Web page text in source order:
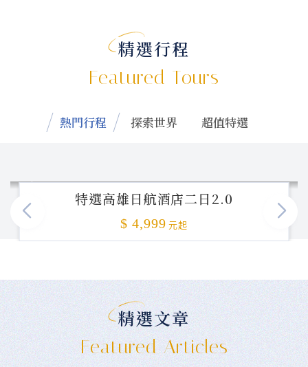
精選行程
Featured Tours
熱門行程 探索世界 超值特選
特選高雄日航酒店二日2.0
$ 4,999 元起
精選文章
Featured Articles